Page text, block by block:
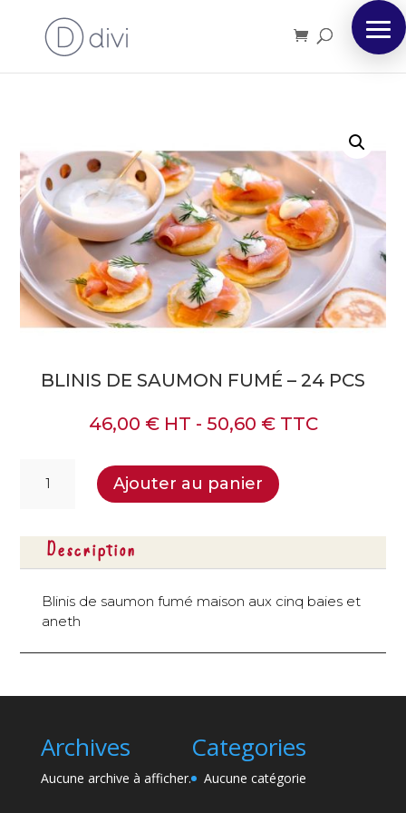
BLINIS DE SAUMON FUMÉ – 24 PCS
46,00 € HT - 50,60 €TTC
saumon
fumé
Ajouter au panier
Description
Blinis de saumon fumé maison aux cinq baies et
aneth
Archives
Aucune archive à afficher.
Categories
Aucune catégorie